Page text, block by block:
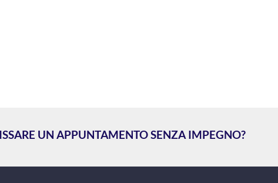
UN APPUNTAMENTO SENZA IMPEGNO?